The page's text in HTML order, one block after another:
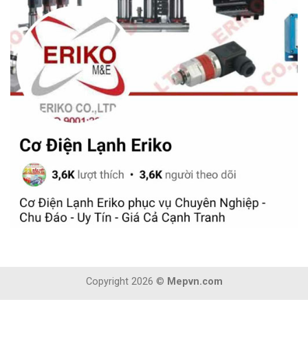
Copyright 2026 © Mepvn.com